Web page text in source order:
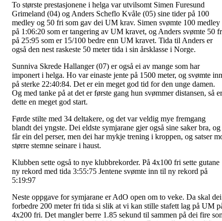
To største prestasjonene i helga var utvilsomt Simen Furesund
Grimeland (04) og Anders Scheflo Kvåle (05) sine tider på 100
medley og 50 fri som gav dei UM krav. Simen svømte 100 medley
på 1:06:20 som er tangering av UM kravet, og Anders svømte 50
på 25:95 som er 15/100 bedre enn UM kravet. Tida til Anders er
også den nest raskeste 50 meter tida i sin årsklasse i Norge.
Sunniva Skrede Hallanger (07) er også ei av mange som har
imponert i helga. Ho var einaste jente på 1500 meter, og svømte inn
på sterke 22:40:84. Det er ein meget god tid for den unge damen.
Og med tanke på at det er første gang hun svømmer distansen, så er
dette en meget god start.
Førde stilte med 34 deltakere, og det var veldig mye fremgang
blandt dei yngste. Dei eldste symjarane gjer også sine saker bra, og
får ein del perser, men dei har mykje trening i kroppen, og satser
større stemne seinare i haust.
Klubben sette også to nye klubbrekorder. På 4x100 fri sette gutane
ny rekord med tida 3:55:75 Jentene svømte inn til ny rekord på
5:19:97
Neste oppgave for symjarane er AdO open om to veke. Da skal dei
forbedre 200 meter fri tida si slik at vi kan stille stafett lag på UM
4x200 fri. Det mangler berre 1.85 sekund til sammen på dei fire